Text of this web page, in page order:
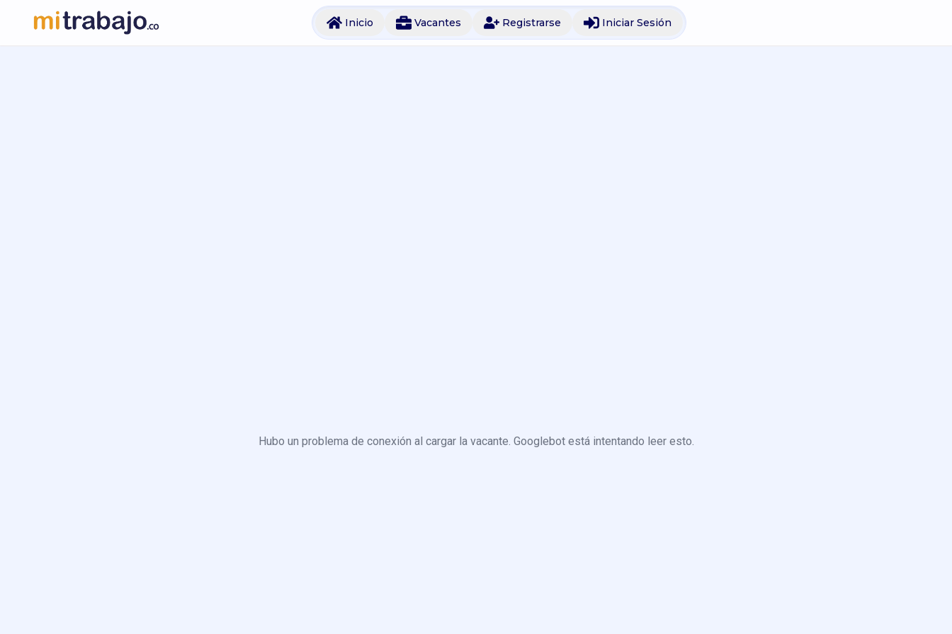
Inicio Vacantes Registrarse Iniciar Sesión
Hubo un problema de conexión al cargar la vacante. Googlebot está intentando leer esto.